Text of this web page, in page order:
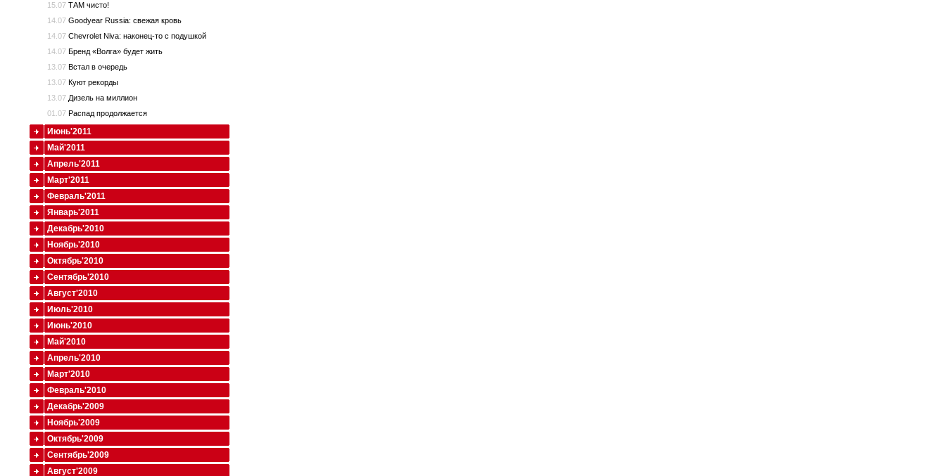
15.07 ТАМ чисто!
14.07 Goodyear Russia: свежая кровь
14.07 Chevrolet Niva: наконец-то с подушкой
14.07 Бренд «Волга» будет жить
13.07 Встал в очередь
13.07 Куют рекорды
13.07 Дизель на миллион
01.07 Распад продолжается
Июнь'2011
Май'2011
Апрель'2011
Март'2011
Февраль'2011
Январь'2011
Декабрь'2010
Ноябрь'2010
Октябрь'2010
Сентябрь'2010
Август'2010
Июль'2010
Июнь'2010
Май'2010
Апрель'2010
Март'2010
Февраль'2010
Декабрь'2009
Ноябрь'2009
Октябрь'2009
Сентябрь'2009
Август'2009